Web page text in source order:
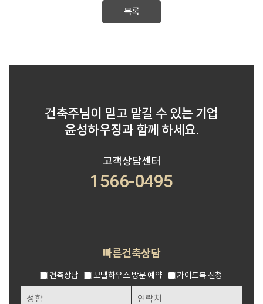
목록
건축주님이 믿고 맡길 수 있는 기업
윤성하우징과 함께 하세요.
고객상담센터
1566-0495
빠른건축상담
건축상담 모델하우스 방문 예약 가이드북 신청